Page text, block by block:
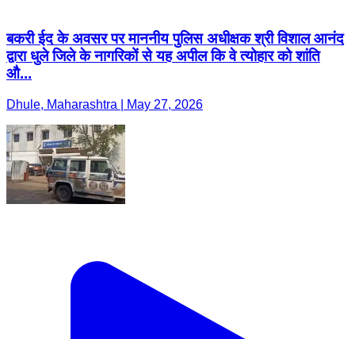
बकरी ईद के अवसर पर माननीय पुलिस अधीक्षक श्री विशाल आनंद
द्वारा धुले जिले के नागरिकों से यह अपील कि वे त्योहार को शांति
औ...
Dhule, Maharashtra | May 27, 2026